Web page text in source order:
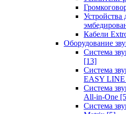
Устройства
Кабели
Оборудование
Система
[13]
Система
EASY LINE
Система
All-in-One
Система